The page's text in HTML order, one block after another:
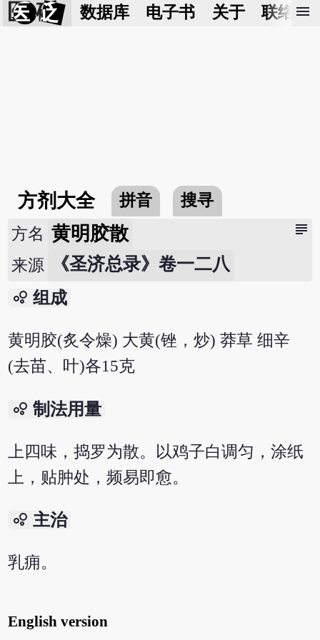
医 砭 数据库 电子书 关于 联络我
menu
方剂大全 拼音 搜寻
subject
方名 黄明胶散
来源 《圣济总录》卷一二八
bubble_chart 组成
黄明胶(炙令燥) 大黄(锉，炒) 莽草 细辛
(去苗、叶)各15克
bubble_chart 制法用量
上四味，捣罗为散。以鸡子白调匀，涂纸
上，贴肿处，频易即愈。
bubble_chart 主治
乳痈。
English version